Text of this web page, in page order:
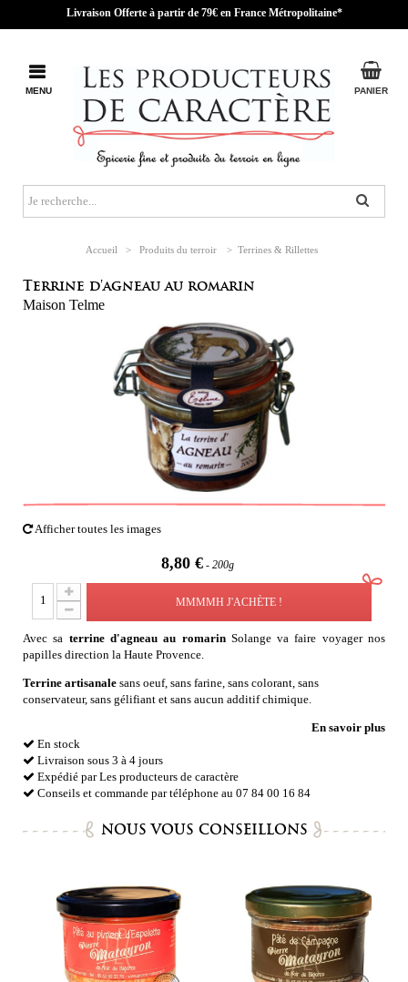
Livraison Offerte à partir de 79€ en France Métropolitaine*
PANIER
MENU
Accueil > Produits du terroir > Terrines & Rillettes
Terrine d'agneau au romarin
Maison Telme
Afficher toutes les images
8,80 € 200g
MMMMH J'ACHÈTE !
Avec sa terrine d'agneau au romarinSolange va faire voyager nos
papilles direction la Haute Provence.
Terrine artisanale sans oeuf, sans farine, sans colorant, sans
conservateur, sans gélifiant et sans aucun additif chimique.
En savoir plus
En stock
Livraison sous 3 à 4 jours
Expédié par Les producteurs de caractère
Conseils et commande par téléphone au 07 84 00 16 84
NOUS VOUS CONSEILLONS